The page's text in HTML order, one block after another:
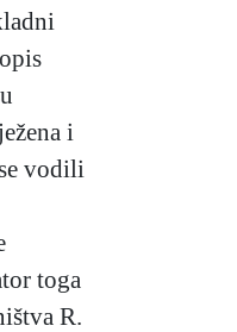
i
vodili
toga
R.